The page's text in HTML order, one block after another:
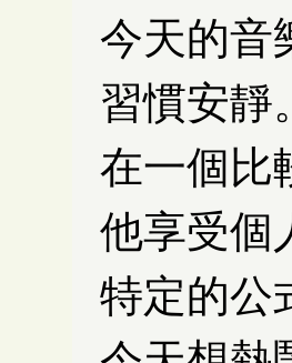
今天的音
習慣安靜
在一個比
他享受個
特定的公